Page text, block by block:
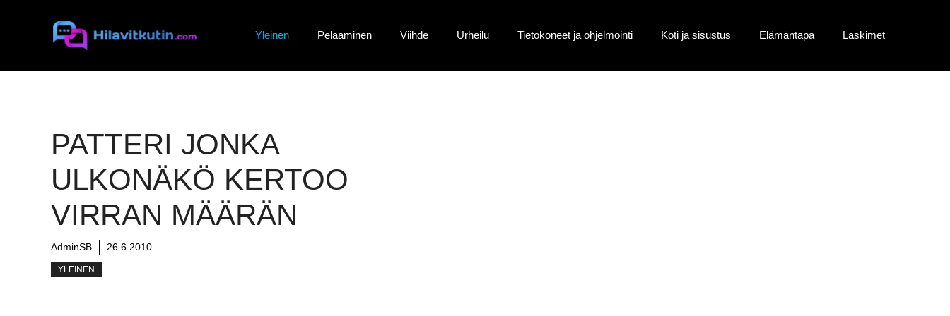
Yleinen Pelaaminen Viihde Urheilu Tietokoneet ja ohjelmointi Koti ja sisustus Elämäntapa Laskimet
PATTERI JONKA
ULKONÄKÖ KERTOO
VIRRAN MÄÄRÄN
AdminSB 26.6.2010
YLEINEN